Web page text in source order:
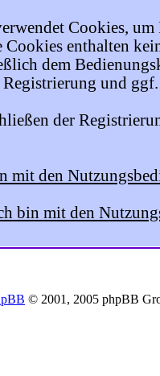
Cookies,
Cookies enthalten
dem
und ggf.
der
mit den
bin mit den
© 2001, 2005 phpBB